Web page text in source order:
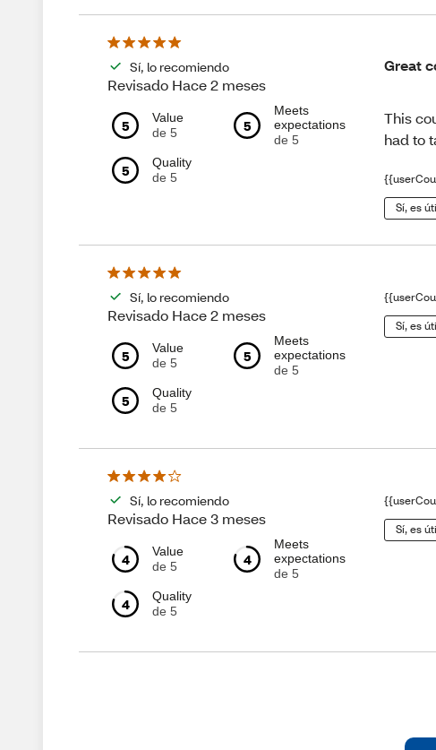
Sí, lo recomiendo
Revisado Hace 2 meses
5
Value
de 5
5
Meets
expectations
de 5
5
Quality
de 5
Great
This
had to
Sí, es
Sí, lo recomiendo
Revisado Hace 2 meses
5
Value
de 5
5
Meets
expectations
de 5
5
Quality
de 5
Sí, es
Sí, lo recomiendo
Revisado Hace 3 meses
4
Value
de 5
4
Meets
expectations
de 5
4
Quality
de 5
Sí, es